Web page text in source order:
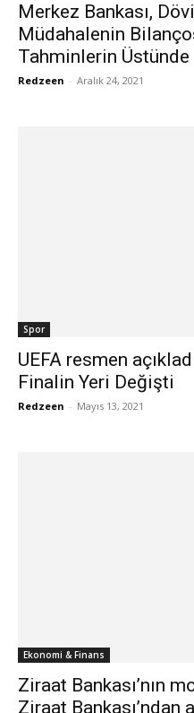
Merkez Bankası,
Müdahalenin
Tahminlerin Üstünde
Redzeen - Aralık 24, 2021
Spor
UEFA resmen
Finalin Yeri Değişti
Redzeen - Mayıs 13, 2021
Ekonomi & Finans
Ziraat Bankası’nın
Ziraat Bankası’ndan